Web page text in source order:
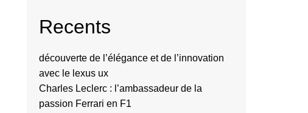
Recents
découverte de l’élégance et de l’innovation
avec le lexus ux
Charles Leclerc : l’ambassadeur de la
passion Ferrari en F1